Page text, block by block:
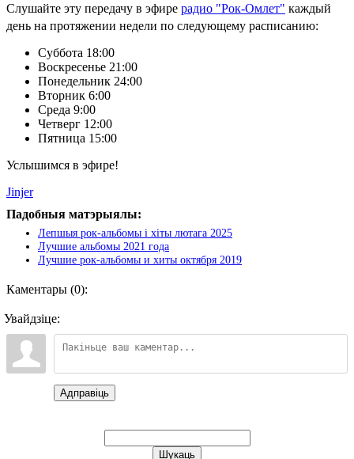
Слушайте эту передачу в эфире радио "Рок-Омлет" каждый
день на протяжении недели по следующему расписанию:
Суббота 18:00
Воскресенье 21:00
Понедельник 24:00
Вторник 6:00
Среда 9:00
Четверг 12:00
Пятница 15:00
Услышимся в эфире!
Jinjer
Падобныя матэрыялы:
Лепшыя рок-альбомы і хіты лютага 2025
Лучшие альбомы 2021 года
Лучшие рок-альбомы и хиты октября 2019
Каментары (0):
Увайдзіце:
Адправіць